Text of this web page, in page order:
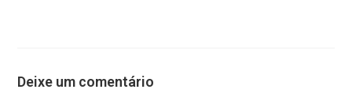
Deixe um comentário